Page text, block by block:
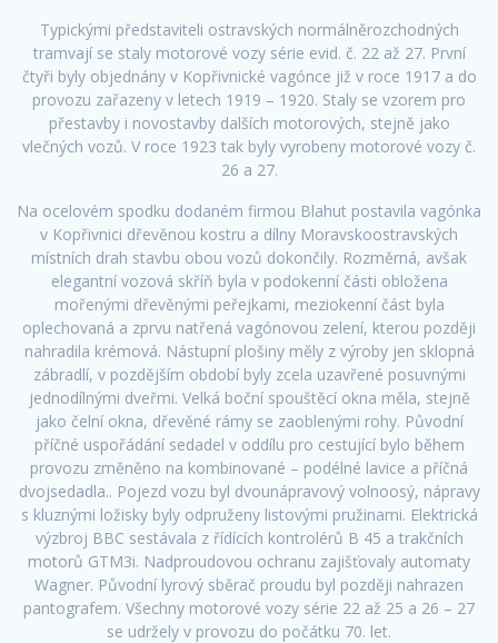
Typickými představiteli ostravských normálněrozchodných
tramvají se staly motorové vozy série evid. č. 22 až 27. První
čtyři byly objednány v Kopřivnické vagónce již v roce 1917 a do
provozu zařazeny v letech 1919 – 1920. Staly se vzorem pro
přestavby i novostavby dalších motorových, stejně jako
vlečných vozů. V roce 1923 tak byly vyrobeny motorové vozy č.
26 a 27.
Na ocelovém spodku dodaném firmou Blahut postavila vagónka
v Kopřivnici dřevěnou kostru a dílny Moravskoostravských
místních drah stavbu obou vozů dokončily. Rozměrná, avšak
elegantní vozová skříň byla v podokenní části obložena
mořenými dřevěnými peřejkami, meziokenní část byla
oplechovaná a zprvu natřená vagónovou zelení, kterou později
nahradila krémová. Nástupní plošiny měly z výroby jen sklopná
zábradlí, v pozdějším období byly zcela uzavřené posuvnými
jednodílnými dveřmi. Velká boční spouštěcí okna měla, stejně
jako čelní okna, dřevěné rámy se zaoblenými rohy. Původní
příčné uspořádání sedadel v oddílu pro cestující bylo během
provozu změněno na kombinované – podélné lavice a příčná
dvojsedadla.. Pojezd vozu byl dvounápravový volnoosý, nápravy
s kluznými ložisky byly odpruženy listovými pružinami. Elektrická
výzbroj BBC sestávala z řídících kontrolérů B 45 a trakčních
motorů GTM3i. Nadproudovou ochranu zajišťovaly automaty
Wagner. Původní lyrový sběrač proudu byl později nahrazen
pantografem. Všechny motorové vozy série 22 až 25 a 26 – 27
se udržely v provozu do počátku 70. let.